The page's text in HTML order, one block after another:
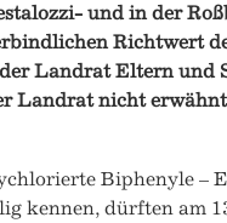
und in der
Richtwert
Landrat Eltern und
Landrat nicht
Biphenyle –
kennen, dürften am